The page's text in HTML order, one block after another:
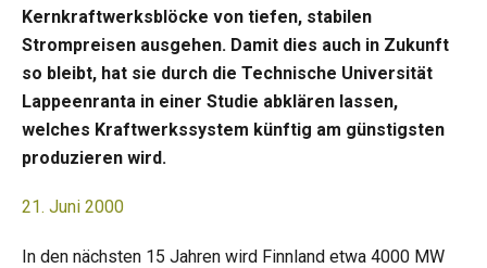
Kernkraftwerksblöcke von tiefen, stabilen
Strompreisen ausgehen. Damit dies auch in Zukunft
so bleibt, hat sie durch die Technische Universität
Lappeenranta in einer Studie abklären lassen,
welches Kraftwerkssystem künftig am günstigsten
produzieren wird.
21. Juni 2000
In den nächsten 15 Jahren wird Finnland etwa 4000 MW